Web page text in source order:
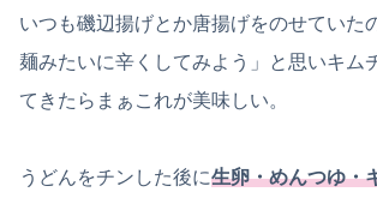
いつも磯辺揚げとか唐揚げをのせていた
麺みたいに辛くしてみよう」と思いキム
てきたらまぁこれが美味しい。
うどんをチンした後に生卵・めんつゆ・